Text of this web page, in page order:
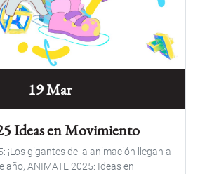
19 Mar
Ideas en Movimiento
¡Los gigantes de la animación llegan a
año, ANIMATE 2025: Ideas en